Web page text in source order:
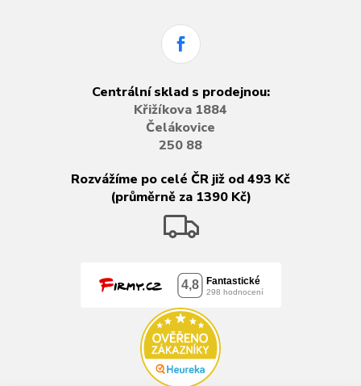
Centrální sklad s prodejnou:
Křižíkova 1884
Čelákovice
250 88
Rozvážíme po celé ČR již od 493 Kč
(průměrně za 1390 Kč)